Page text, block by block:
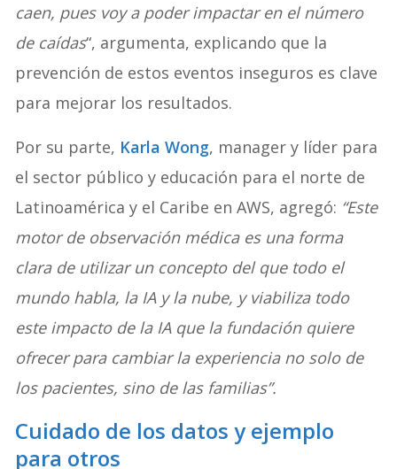
caen, pues voy a poder impactar en el número
de caídas“, argumenta, explicando que la
prevención de estos eventos inseguros es clave
para mejorar los resultados.
Por su parte, Karla Wong, manager y líder para
el sector público y educación para el norte de
Latinoamérica y el Caribe en AWS, agregó: “Este
motor de observación médica es una forma
clara de utilizar un concepto del que todo el
mundo habla, la IA y la nube, y viabiliza todo
este impacto de la IA que la fundación quiere
ofrecer para cambiar la experiencia no solo de
los pacientes, sino de las familias”.
Cuidado de los datos y ejemplo
para otros